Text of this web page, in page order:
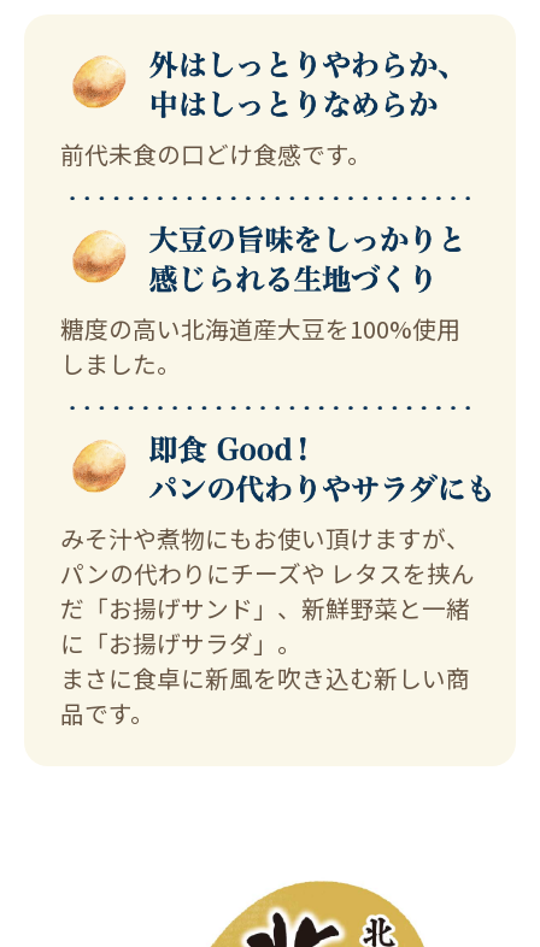
前代未食の口どけ食感です。
糖度の高い北海道産大豆を100%使用
しました。
みそ汁や煮物にもお使い頂けますが、
パンの代わりにチーズや レタスを挟ん
だ「お揚げサンド」、新鮮野菜と一緒
に「お揚げサラダ」。
まさに食卓に新風を吹き込む新しい商
品です。